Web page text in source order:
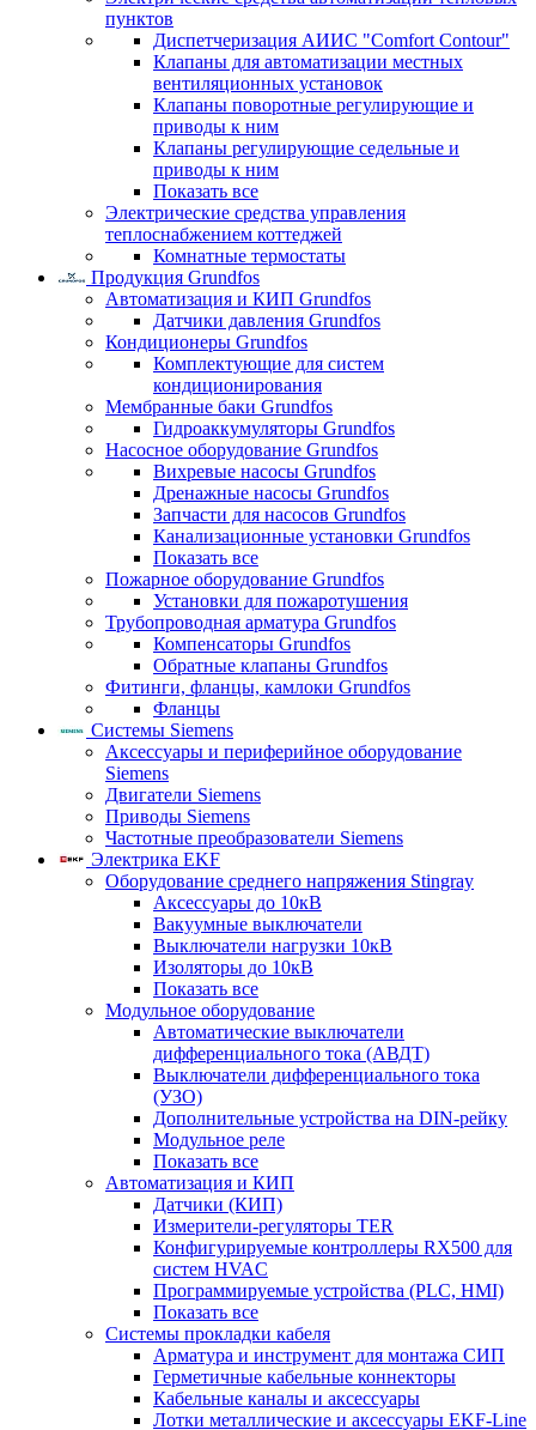
пунктов
Диспетчеризация АИИС "Comfort Contour"
Клапаны для автоматизации местных
вентиляционных установок
Клапаны поворотные регулирующие и
приводы к ним
Клапаны регулирующие седельные и
приводы к ним
Показать все
Электрические средства управления
теплоснабжением коттеджей
Комнатные термостаты
Продукция Grundfos
Автоматизация и КИП Grundfos
Датчики давления Grundfos
Кондиционеры Grundfos
Комплектующие для систем
кондиционирования
Мембранные баки Grundfos
Гидроаккумуляторы Grundfos
Насосное оборудование Grundfos
Вихревые насосы Grundfos
Дренажные насосы Grundfos
Запчасти для насосов Grundfos
Канализационные установки Grundfos
Показать все
Пожарное оборудование Grundfos
Установки для пожаротушения
Трубопроводная арматура Grundfos
Компенсаторы Grundfos
Обратные клапаны Grundfos
Фитинги, фланцы, камлоки Grundfos
Фланцы
Системы Siemens
Аксессуары и периферийное оборудование
Siemens
Двигатели Siemens
Приводы Siemens
Частотные преобразователи Siemens
Электрика EKF
Оборудование среднего напряжения Stingray
Аксессуары до 10кВ
Вакуумные выключатели
Выключатели нагрузки 10кВ
Изоляторы до 10кВ
Показать все
Модульное оборудование
Автоматические выключатели
дифференциального тока (АВДТ)
Выключатели дифференциального тока
(УЗО)
Дополнительные устройства на DIN-рейку
Модульное реле
Показать все
Автоматизация и КИП
Датчики (КИП)
Измерители-регуляторы TER
Конфигурируемые контроллеры RX500 для
систем HVAC
Программируемые устройства (PLC, HMI)
Показать все
Системы прокладки кабеля
Арматура и инструмент для монтажа СИП
Герметичные кабельные коннекторы
Кабельные каналы и аксессуары
Лотки металлические и аксессуары EKF-Line